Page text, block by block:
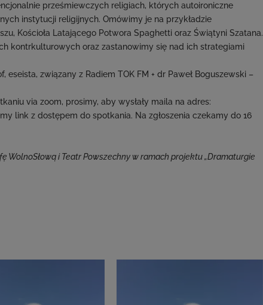
prześmiewczych religiach, których autoironiczne
instytucji religijnych. Omówimy je na przykładzie
Kościoła Latającego Potwora Spaghetti oraz Świątyni Szatana.
kontrkulturowych oraz zastanowimy się nad ich strategiami
eseista, związany z Radiem TOK FM + dr Paweł Boguszewski –
via zoom, prosimy, aby wysłały maila na adres:
link z dostępem do spotkania. Na zgłoszenia czekamy do 16
WolnoSłową i Teatr Powszechny w ramach projektu „Dramaturgie